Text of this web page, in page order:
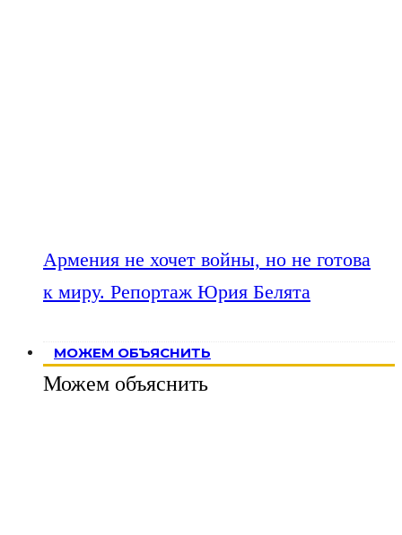
Армения не хочет войны, но не готова
к миру. Репортаж Юрия Белята
МОЖЕМ ОБЪЯСНИТЬ
Можем объяснить